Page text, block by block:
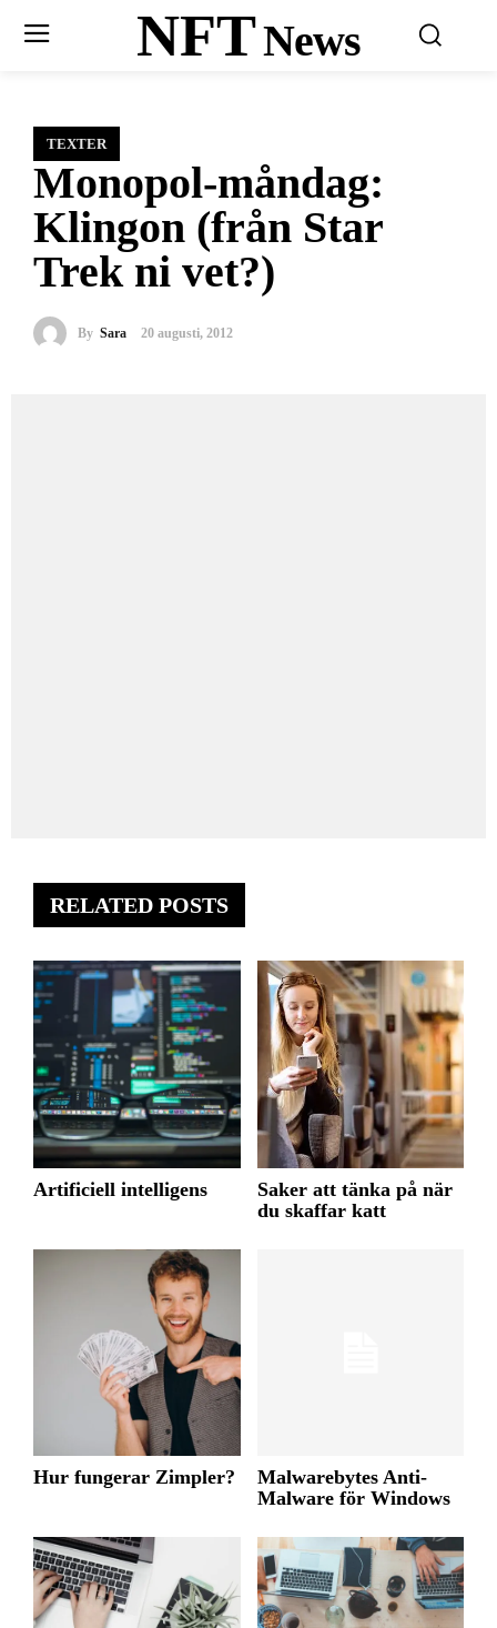
NFTNews
TEXTER
Monopol-måndag:
Klingon (från Star
Trek ni vet?)
By Sara 20 augusti, 2012
RELATED POSTS
Artificiell intelligens
Saker att tänka på när
du skaffar katt
Hur fungerar Zimpler?
Malwarebytes Anti-
Malware för Windows